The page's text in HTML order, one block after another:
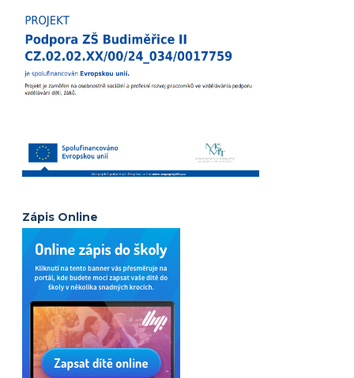
Zápis Online